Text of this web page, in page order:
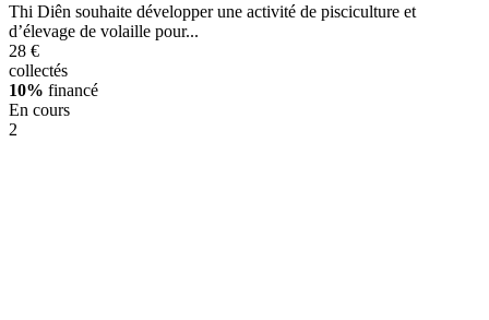
Thi Diên souhaite développer une activité de pisciculture et
d’élevage de volaille pour...
28 €
collectés
10% financé
En cours
2